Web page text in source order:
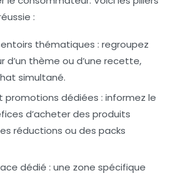
:
thématiques : regroupez
d’un thème ou d’une recette,
simultané.
promotions dédiées : informez le
d’acheter des produits
réductions ou des packs
dédié : une zone spécifique